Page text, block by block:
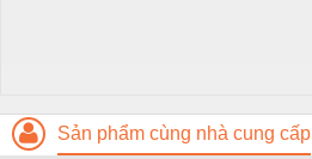
Sản phẩm cùng nhà cung cấp